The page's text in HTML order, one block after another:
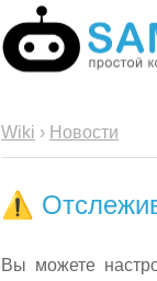
Wiki › Новости
⚠️
Вы можете